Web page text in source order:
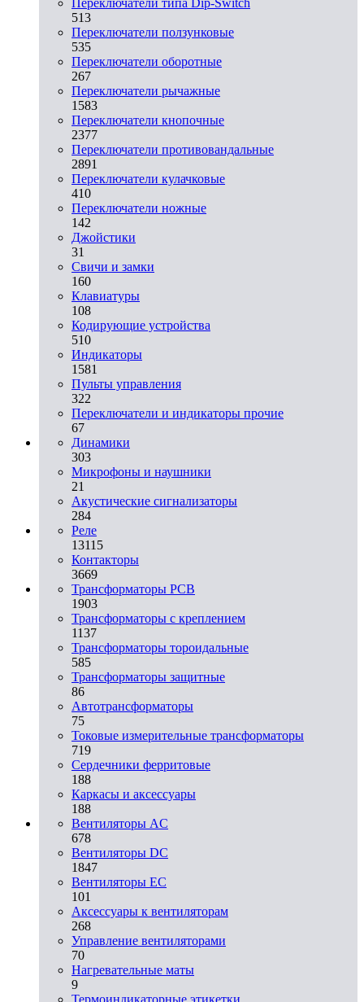
513
Переключатели ползунковые
535
Переключатели оборотные
267
Переключатели рычажные
1583
Переключатели кнопочные
2377
Переключатели противовандальные
2891
Переключатели кулачковые
410
Переключатели ножные
142
Джойстики
31
Свичи и замки
160
Клавиатуры
108
Кодирующие устройства
510
Индикаторы
1581
Пульты управления
322
Переключатели и индикаторы прочие
67
Динамики
303
Микрофоны и наушники
21
Акустические сигнализаторы
284
Реле
13115
Контакторы
3669
Трансформаторы PCB
1903
Трансформаторы с креплением
1137
Трансформаторы тороидальные
585
Трансформаторы защитные
86
Автотрансформаторы
75
Токовые измерительные трансформаторы
719
Сердечники ферритовые
188
Каркасы и аксессуары
188
Вентиляторы AC
678
Вентиляторы DC
1847
Вентиляторы EC
101
Аксессуары к вентиляторам
268
Управление вентиляторами
70
Нагревательные маты
9
Термоиндикаторные этикетки